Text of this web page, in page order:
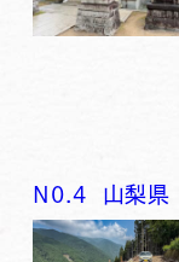
N0.4 山梨県